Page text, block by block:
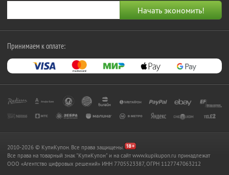
Принимаем к оплате:
2010-2026 © КупиКупон. Все права защищены.
Все права на товарный знак "КупиКупон" и на сайт www.kupikupon.ru принадлежат
OOO «Агентство цифровых решений» ИНН 7705523387, ОГРН 1127747063212